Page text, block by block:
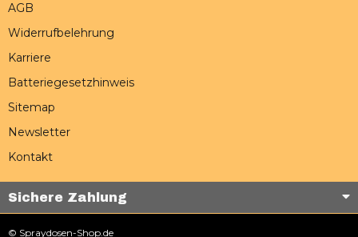
AGB
Widerrufbelehrung
Karriere
Batteriegesetzhinweis
Sitemap
Newsletter
Kontakt
Sichere Zahlung
© Spraydosen-Shop.de